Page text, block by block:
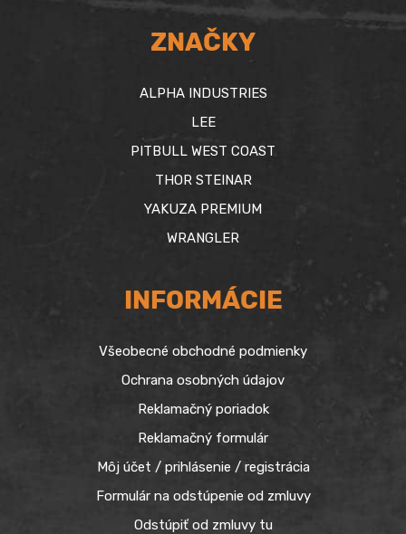
ZNAČKY
ALPHA INDUSTRIES
LEE
PITBULL WEST COAST
THOR STEINAR
YAKUZA PREMIUM
WRANGLER
INFORMÁCIE
Všeobecné obchodné podmienky
Ochrana osobných údajov
Reklamačný poriadok
Reklamačný formulár
Môj účet / prihlásenie / registrácia
Formulár na odstúpenie od zmluvy
Odstúpiť od zmluvy tu